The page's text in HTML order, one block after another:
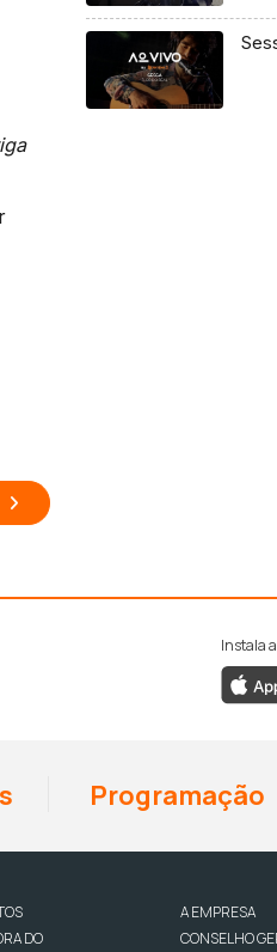
Instala
Programação
DO
A EMPRESA
CONSELHO